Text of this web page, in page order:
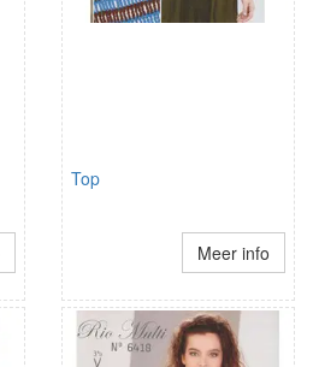
Top
Meer info